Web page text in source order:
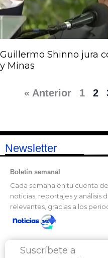
Guillermo Shinno jura
y Minas
« Anterior 1 2
Newsletter
Boletín semanal
Cada semana en tu cuenta
noticias, reportajes y análisis
relevantes, gracias a los
Suscríbete a